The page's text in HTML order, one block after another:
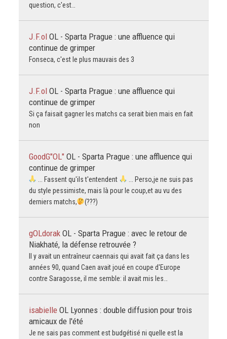
question, c'est…
J.F.ol OL - Sparta Prague : une affluence qui
continue de grimper
Fonseca, c'est le plus mauvais des 3
J.F.ol OL - Sparta Prague : une affluence qui
continue de grimper
Si ça faisait gagner les matchs ca serait bien mais en fait
non
GoodG"OL" OL - Sparta Prague : une affluence qui
continue de grimper
... Fassent qu'ils t'entendent
... Perso,je ne suis pas
du style pessimiste, mais là pour le coup,et au vu des
derniers matchs,
(???)
gOLdorak OL - Sparta Prague : avec le retour de
Niakhaté, la défense retrouvée ?
Il y avait un entraîneur caennais qui avait fait ça dans les
années 90, quand Caen avait joué en coupe d'Europe
contre Saragosse, il me semble: il avait mis les…
isabielle OL Lyonnes : double diffusion pour trois
amicaux de l'été
Je ne sais pas comment est budgétisé ni quelle est la